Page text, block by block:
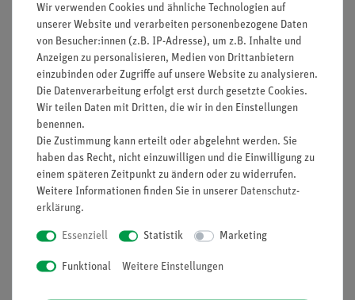
Smokey Sue – „Die
Gefahren des
Rauchens“
302,00 €
Rauchermodell (aktives
und passives Rauchen)
150,00 €
Wir verwenden Cookies und ähnliche Technologien auf
unserer Website und verarbeiten personenbezogene Daten
von Besucher:innen (z.B. IP-Adresse), um z.B. Inhalte und
Anzeigen zu personalisieren, Medien von Drittanbietern
einzubinden oder Zugriffe auf unsere Website zu analysieren.
Die Datenverarbeitung erfolgt erst durch gesetzte Cookies.
Wir teilen Daten mit Dritten, die wir in den Einstellungen
benennen.
Die Zustimmung kann erteilt oder abgelehnt werden. Sie
haben das Recht, nicht einzuwilligen und die Einwilligung zu
einem späteren Zeitpunkt zu ändern oder zu widerrufen.
Weitere Informationen finden Sie in unserer Daten­schutz­
erklärung.
Essenziell Statistik Marketing
Funktional Weitere Einstellungen